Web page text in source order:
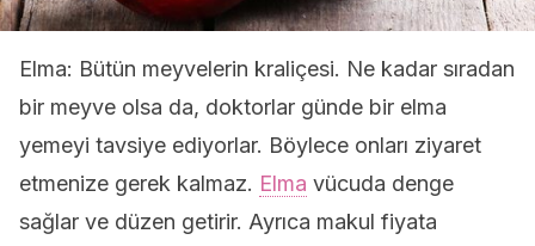
Elma: Bütün meyvelerin kraliçesi. Ne kadar sıradan
bir meyve olsa da, doktorlar günde bir elma
yemeyi tavsiye ediyorlar. Böylece onları ziyaret
etmenize gerek kalmaz. Elma vücuda denge
sağlar ve düzen getirir. Ayrıca makul fiyata